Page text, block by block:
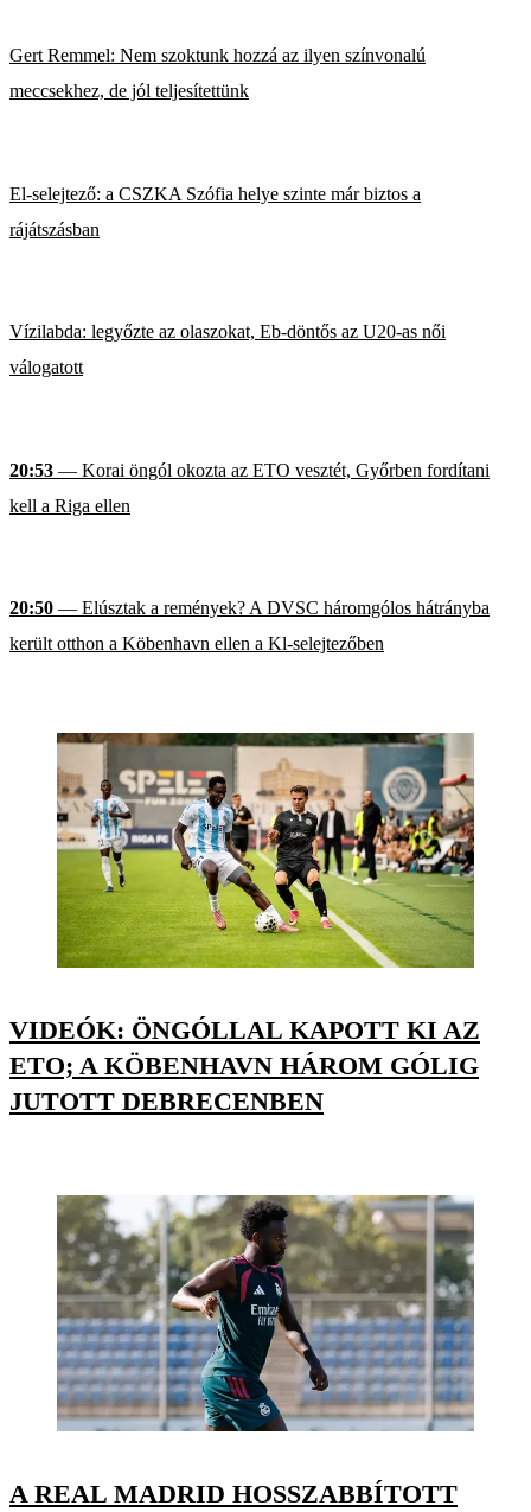
Gert Remmel: Nem szoktunk hozzá az ilyen színvonalú
meccsekhez, de jól teljesítettünk
El-selejtező: a CSZKA Szófia helye szinte már biztos a
rájátszásban
Vízilabda: legyőzte az olaszokat, Eb-döntős az U20-as női
válogatott
20:53 — Korai öngól okozta az ETO vesztét, Győrben fordítani
kell a Riga ellen
20:50 — Elúsztak a remények? A DVSC háromgólos hátrányba
került otthon a Köbenhavn ellen a Kl-selejtezőben
VIDEÓK: ÖNGÓLLAL KAPOTT KI AZ
ETO; A KÖBENHAVN HÁROM GÓLIG
JUTOTT DEBRECENBEN
A REAL MADRID HOSSZABBÍTOTT